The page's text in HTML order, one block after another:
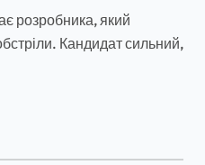
Кандидат сильний,